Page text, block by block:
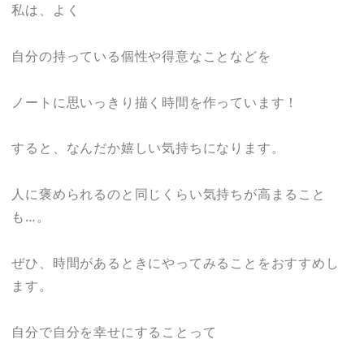
私は、よく
自分の持っている個性や得意なことなどを
ノートに思いっきり描く時間を作っています！
すると、なんだか嬉しい気持ちになります。
人に褒められるのと同じくらい気持ちが高まること
も…。
ぜひ、時間があるときにやってみることをおすすめし
ます。
自分で自分を幸せにすることって